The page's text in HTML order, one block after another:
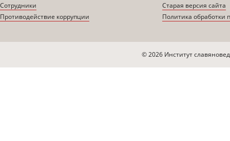
Сотрудники
Противодействие коррупции
Старая версия сайта
Политика обработки
© 2026 Институт